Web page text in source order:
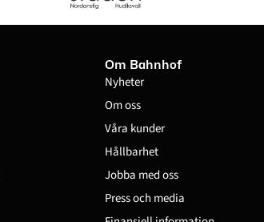
Om Bahnhof
Nyheter
Om oss
Våra kunder
Hållbarhet
Jobba med oss
Press och media